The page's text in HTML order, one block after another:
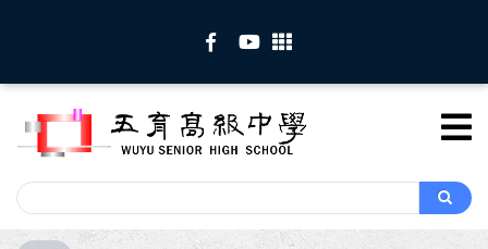
內
Search
Search